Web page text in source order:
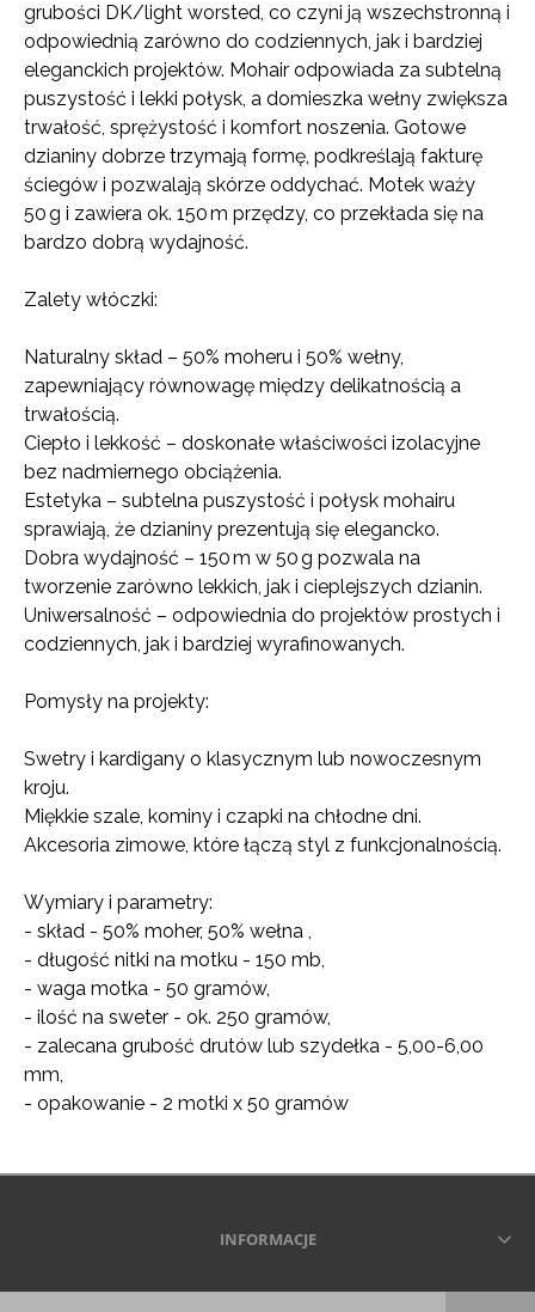
grubości DK/light worsted, co czyni ją wszechstronną i
odpowiednią zarówno do codziennych, jak i bardziej
eleganckich projektów. Mohair odpowiada za subtelną
puszystość i lekki połysk, a domieszka wełny zwiększa
trwałość, sprężystość i komfort noszenia. Gotowe
dzianiny dobrze trzymają formę, podkreślają fakturę
ściegów i pozwalają skórze oddychać. Motek waży
50 g i zawiera ok. 150 m przędzy, co przekłada się na
bardzo dobrą wydajność.
Zalety włóczki:
Naturalny skład – 50% moheru i 50% wełny,
zapewniający równowagę między delikatnością a
trwałością.
Ciepło i lekkość – doskonałe właściwości izolacyjne
bez nadmiernego obciążenia.
Estetyka – subtelna puszystość i połysk mohairu
sprawiają, że dzianiny prezentują się elegancko.
Dobra wydajność – 150 m w 50 g pozwala na
tworzenie zarówno lekkich, jak i cieplejszych dzianin.
Uniwersalność – odpowiednia do projektów prostych i
codziennych, jak i bardziej wyrafinowanych.
Pomysły na projekty:
Swetry i kardigany o klasycznym lub nowoczesnym
kroju.
Miękkie szale, kominy i czapki na chłodne dni.
Akcesoria zimowe, które łączą styl z funkcjonalnością.
Wymiary i parametry:
- skład - 50% moher, 50% wełna ,
- długość nitki na motku - 150 mb,
- waga motka - 50 gramów,
- ilość na sweter - ok. 250 gramów,
- zalecana grubość drutów lub szydełka - 5,00-6,00
mm,
- opakowanie - 2 motki x 50 gramów
INFORMACJE